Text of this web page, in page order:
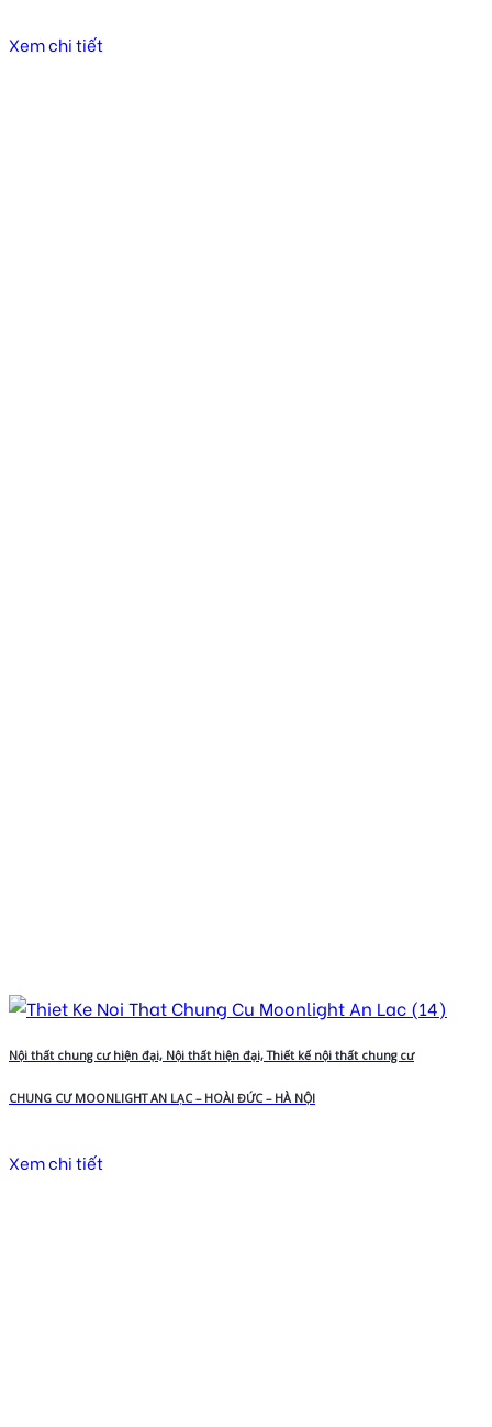
Xem chi tiết
Nội thất chung cư hiện đại, Nội thất hiện đại, Thiết kế nội thất chung cư
CHUNG CƯ MOONLIGHT AN LẠC – HOÀI ĐỨC – HÀ NỘI
Xem chi tiết